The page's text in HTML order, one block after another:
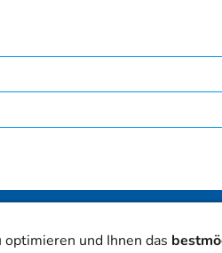
und Ihnen das